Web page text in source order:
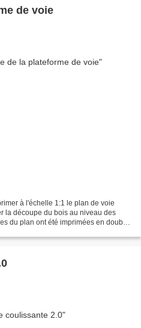
de voie
à l'échelle 1:1 le plan de voie
la découpe du bois au niveau des
du plan ont été imprimées en double